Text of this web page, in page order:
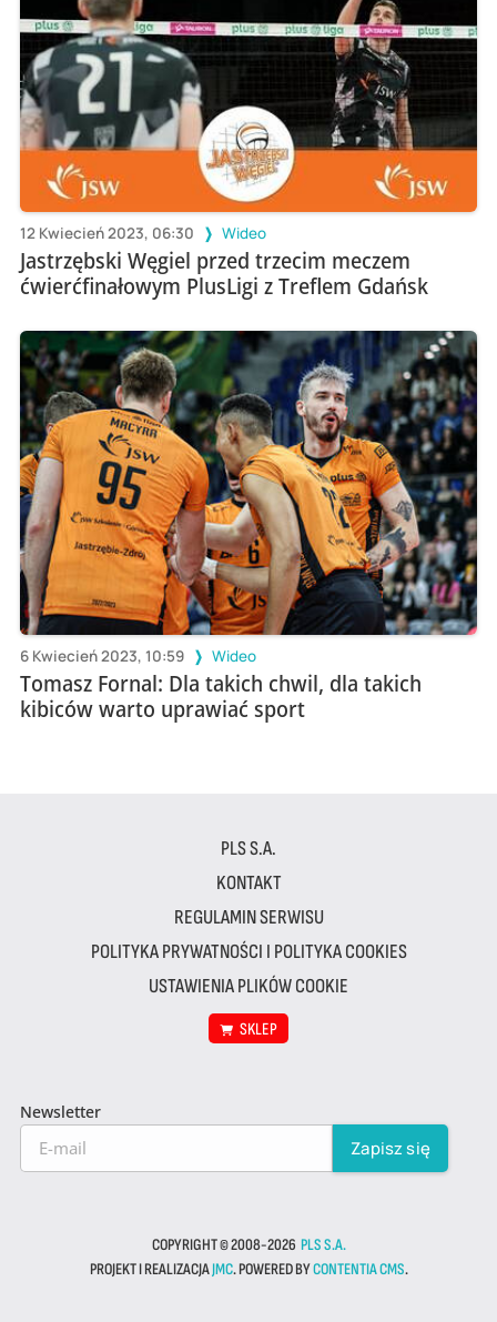
12 Kwiecień 2023, 06:30 Wideo
Jastrzębski Węgiel przed trzecim meczem
ćwierćfinałowym PlusLigi z Treflem Gdańsk
6 Kwiecień 2023, 10:59 Wideo
Tomasz Fornal: Dla takich chwil, dla takich
kibiców warto uprawiać sport
PLS S.A.
KONTAKT
REGULAMIN SERWISU
POLITYKA PRYWATNOŚCI I POLITYKA COOKIES
USTAWIENIA PLIKÓW COOKIE
SKLEP
Newsletter
COPYRIGHT © 2008-2026 PLS S.A.
PROJEKT I REALIZACJAJMC. POWERED BYCONTENTIA CMS.